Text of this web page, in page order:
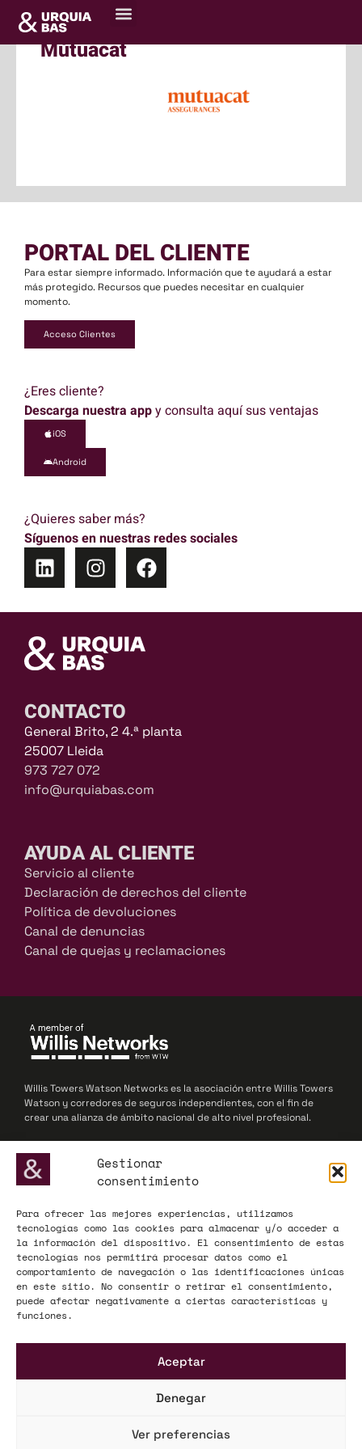
Gestionar
consentimiento
Para ofrecer las mejores experiencias, utilizamos
tecnologías como las cookies para almacenar y/o acceder a
la información del dispositivo. El consentimiento de estas
tecnologías nos permitirá procesar datos como el
comportamiento de navegación o las identificaciones únicas
en este sitio. No consentir o retirar el consentimiento,
puede afectar negativamente a ciertas características y
funciones.
Aceptar
Denegar
Ver preferencias
Mútuacat
PORTAL DEL CLIENTE
Para estar siempre informado. Información que te ayudará a estar
más protegido. Recursos que puedes necesitar en cualquier
momento.
Acceso Clientes
¿Eres cliente?
Descarga nuestra appy consulta aquí sus ventajas
iOS
Android
¿Quieres saber más?
Síguenos en nuestras redes sociales
CONTACTO
General Brito, 2 4.ª planta
25007 Lleida
973 727 072
info@urquiabas.com
AYUDA AL CLIENTE
Servicio al cliente
Declaración de derechos del cliente
Política de devoluciones
Canal de denuncias
Canal de quejas y reclamaciones
Willis Towers Watson Networks es la asociación entre Willis Towers
Watson y corredores de seguros independientes, con el fin de
crear una alianza de ámbito nacional de alto nivel profesional.
© 2025 Willis Towers Watson Networks / Willis Towers Watson
ADECOSE, fundada en 1977, defiende los intereses de las
corredurías de seguros y reaseguros, actuando como interlocutor
influyente ante la Administración y el mercado asegurador a nivel
nacional y europeo.
INFORMACIÓN LEGAL
Política de privacidad